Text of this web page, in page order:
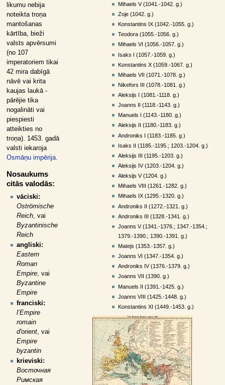
Mihaels V (1041.-1042. g.)
Zoje (1042. g.)
Konstantins IX (1042.-1055. g.)
Teodora (1055.-1056. g.)
Mihaels VI (1056.-1057. g.)
Isaks I (1057.-1059. g.)
Konstantins X (1059.-1067. g.)
Mihaels VII (1071.-1078. g.)
Nikefors III (1078.-1081. g.)
Aleksijs I (1081.-1118. g.)
Joanns II (1118.-1143. g.)
Manuels I (1143.-1180. g.)
Aleksijs II (1180.-1183. g.)
Androniks I (1183.-1185. g.)
Isaks II (1185.-1195.; 1203.-1204. g.)
Aleksijs III (1195.-1203. g.)
Aleksijs IV (1203.-1204. g.)
Aleksijs V (1204. g.)
Mihaels VIII (1261.-1282. g.)
Mihaels IX (1295.-1320. g.)
Androniks II (1272.-1321. g.)
Androniks III (1328.-1341. g.)
Joanns V (1341.-1376.; 1347.-1354.;
1379.-1390.; 1390.-1391. g.)
Matejs (1353.-1357. g.)
Joanns VI (1347.-1354. g.)
Androniks IV (1376.-1379. g.)
Joanns VII (1390. g.)
Manuels II (1391.-1425. g.)
Joanns VIII (1425.-1448. g.)
Konstantins XI (1449.-1453. g.)
likumu nebija
noteikta troņa
mantošanas
kārtība, bieži
valsts apvērsumi
(no 107
imperatoriem tikai
42 mira dabīgā
nāvē vai krita
kaujas laukā -
pārējie tika
nogalināti vai
piespiesti
atteikties no
troņa). 1453. gadā
valsti iekaroja
Osmāņu impērija.
Nosaukums
citās valodās:
vāciski:
Oströmische
Reich, vai
Byzantinische
Reich
angliski:
Eastern
Roman
Empire, vai
Byzantine
Empire
franciski:
l’Empire
romain
d'orient , vai
Empire
byzantin
krieviski:
Восточная
Римская